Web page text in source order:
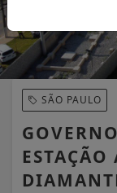
SÃO PAULO